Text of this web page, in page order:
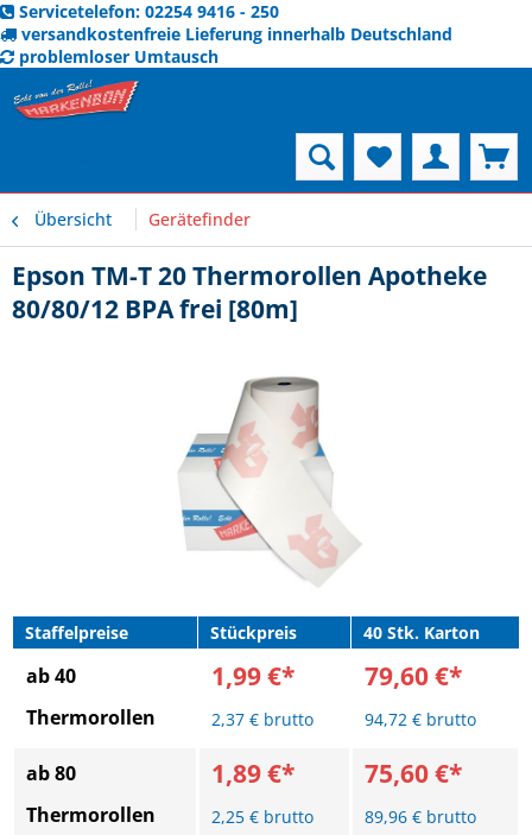
Servicetelefon: 02254 9416 - 250
versandkostenfreie Lieferung innerhalb Deutschland
problemloser Umtausch
Übersicht Gerätefinder
Epson TM-T 20 Thermorollen Apotheke
80/80/12 BPA frei [80m]
Staffelpreise Stückpreis 40 Stk. Karton
ab 40
Thermorollen
1,99 €*
2,37 € brutto
79,60 €*
94,72 € brutto
ab 80
Thermorollen
1,89 €*
2,25 € brutto
75,60 €*
89,96 € brutto